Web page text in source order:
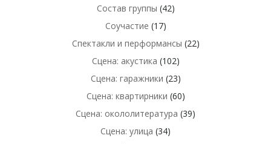
Состав группы (42)
Соучастие (17)
Спектакли и перформансы (22)
Сцена: акустика (102)
Сцена: гаражники (23)
Сцена: квартирники (60)
Сцена: окололитература (39)
Сцена: улица (34)